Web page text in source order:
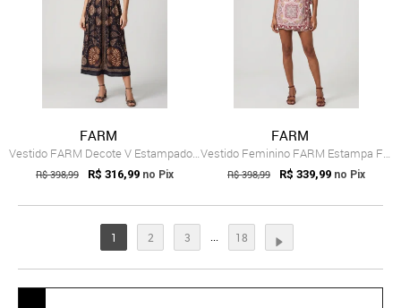
FARM
Vestido FARM Decote V Estampado Preto
R$ 398,99 R$ 316,99 no Pix
FARM
Vestido Feminino FARM Estampa Floral Rosa
R$ 398,99 R$ 339,99 no Pix
1 2 3 18